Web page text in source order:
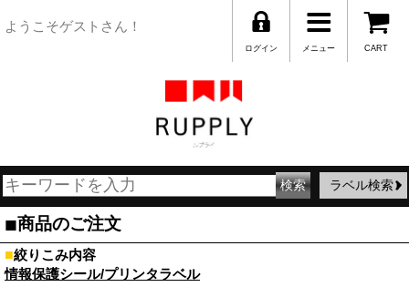
ようこそゲストさん！
CART
メニュー
ログイン
ラベル検索
■商品のご注文
■絞りこみ内容
情報保護シール/プリンタラベル